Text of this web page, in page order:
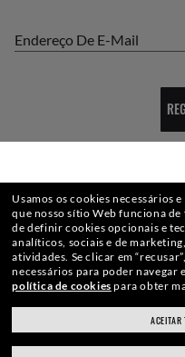
SELECIONE
ray-ban.com/brazil
Endereço De E-Mail
Usamos os cookies necessários
que nosso sítio Web funciona
de definir cookies opcionais e
analíticos, sociais e de
atividades. Se clicar em
necessários para poder navegar
política de cookies para obter
ACEITAR